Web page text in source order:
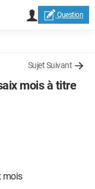
Question
Sujet Suivant
mois à titre